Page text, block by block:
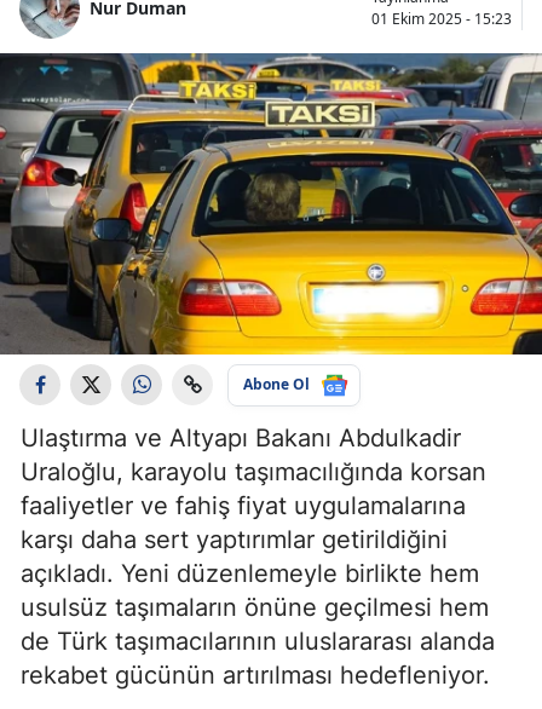
Nur Duman
01 Ekim 2025 - 15:23
Abone Ol
Ulaştırma ve Altyapı Bakanı Abdulkadir
Uraloğlu, karayolu taşımacılığında korsan
faaliyetler ve fahiş fiyat uygulamalarına
karşı daha sert yaptırımlar getirildiğini
açıkladı. Yeni düzenlemeyle birlikte hem
usulsüz taşımaların önüne geçilmesi hem
de Türk taşımacılarının uluslararası alanda
rekabet gücünün artırılması hedefleniyor.